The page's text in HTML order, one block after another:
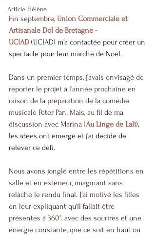
Article Hélène
Fin septembre, Union Commerciale et
Artisanale Dol de Bretagne -
UCIAD (UCIAD) m'a contactée pour créer un
spectacle pour leur marché de Noël.
Dans un premier temps, j’avais envisagé de
reporter le projet à l'année prochaine en
raison de la préparation de la comédie
musicale Peter Pan. Mais, au fil de ma
discussion avec Marina (Au Linge de Lali),
les idées ont émergé et j’ai décidé de
relever ce défi.
Nous avons jonglé entre les répétitions en
salle et en extérieur, imaginant sans
relâche le rendu final. J'ai motivé les filles
en leur expliquant qu'il fallait être
présentes à 360°, avec des sourires et une
énergie constante, que ce soit en haut ou